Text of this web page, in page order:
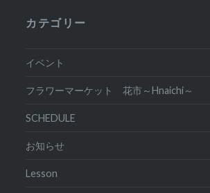
カテゴリー
イベント
フラワーマーケット 花市～Hnaichi～
SCHEDULE
お知らせ
Lesson